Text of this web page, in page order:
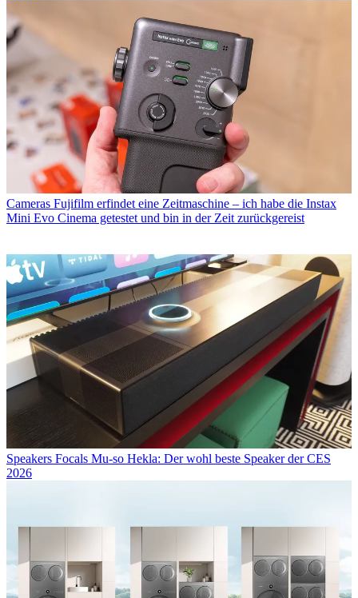
Cameras Fujifilm erfindet eine Zeitmaschine – ich habe die Instax
Mini Evo Cinema getestet und bin in der Zeit zurückgereist
Speakers Focals Mu-so Hekla: Der wohl beste Speaker der CES
2026